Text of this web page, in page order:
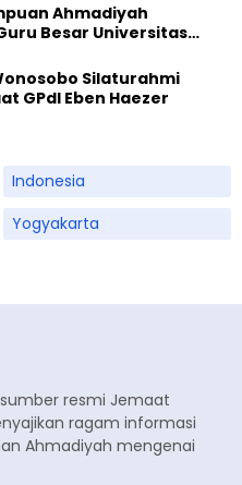
Ahmadiyah
Besar Universitas
Silaturahmi
GPdI Eben Haezer
Indonesia
Yogyakarta
resmi Jemaat
ragam informasi
Ahmadiyah mengenai